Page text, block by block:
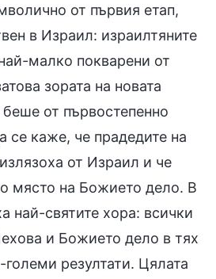
от първия етап,
в Израил: израилтяните
малко покварени от
зората на новата
от първостепенно
се каже, че прадедите на
от Израил и че
място на Божието дело. В
най-святите хора: всички
и Божието дело в тях
резултати. Цялата